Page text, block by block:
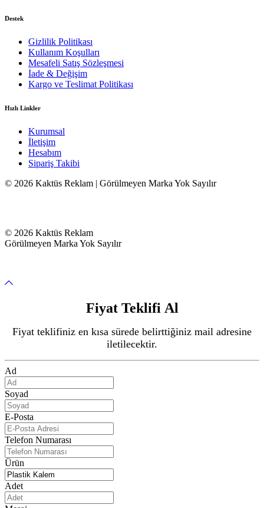
Destek
Gizlilik Politikası
Kullanım Koşulları
Mesafeli Satış Sözleşmesi
İade & Değişim
Kargo ve Teslimat Politikası
Hızlı Linkler
Kurumsal
İletişim
Hesabım
Sipariş Takibi
© 2026 Kaktüs Reklam | Görülmeyen Marka Yok Sayılır
© 2026 Kaktüs Reklam
Görülmeyen Marka Yok Sayılır
Fiyat Teklifi Al
Fiyat teklifiniz en kısa sürede belirttiğiniz mail adresine
iletilecektir.
Ad
Soyad
E-Posta
Telefon Numarası
Ürün
Adet